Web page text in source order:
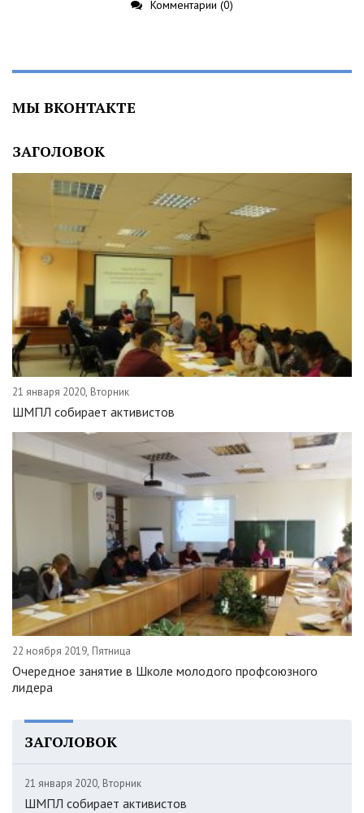
Комментарии (0)
МЫ ВКОНТАКТЕ
ЗАГОЛОВОК
21 января 2020, Вторник
ШМПЛ собирает активистов
22 ноября 2019, Пятница
Очередное занятие в Школе молодого профсоюзного
лидера
ЗАГОЛОВОК
21 января 2020, Вторник
ШМПЛ собирает активистов